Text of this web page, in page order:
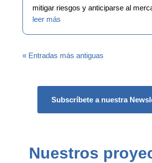
mitigar riesgos y anticiparse al
leer más
« Entradas más antiguas
Subscríbete a nuestra
Nuestros